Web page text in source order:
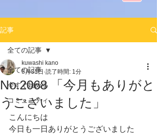
記事
全ての記事
今すぐ始める
コミュニティ
全ての記事
No.2068 「今月もありがと
うございました」
kuwashi kano
5月31日 読了時間: 1分
こんにちは
今日も一日ありがとうございました